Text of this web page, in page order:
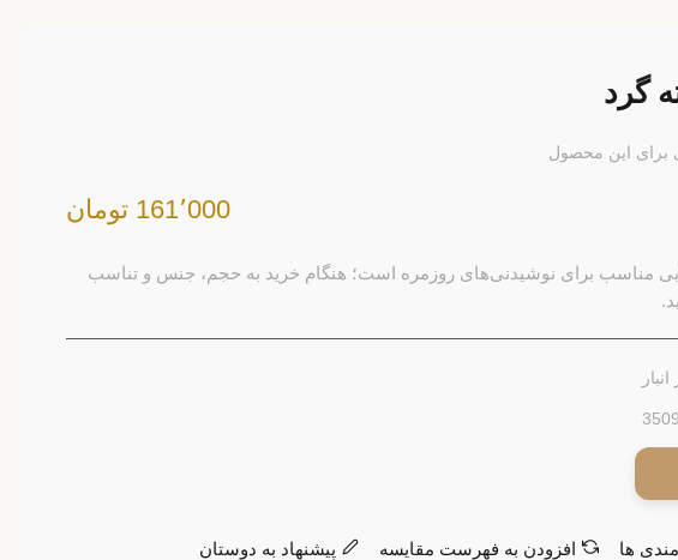
گرد
برای این محصول
161٬000 تومان
مناسب برای نوشیدنی‌های روزمره است؛ هنگام خرید به حجم، جنس و تناسب
ها افزودن به فهرست مقایسه پیشنهاد به دوستان